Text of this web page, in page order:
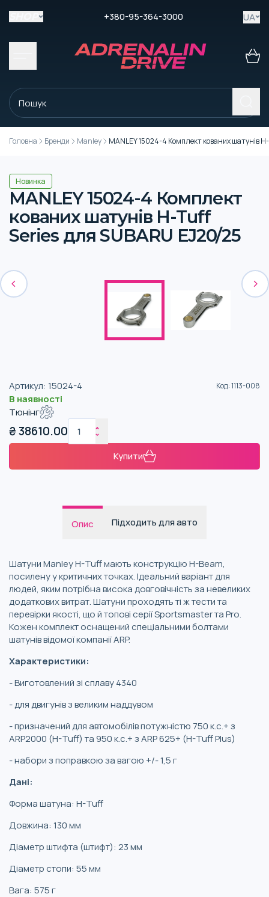
+380-95-364-3000 UA
Головна Бренди Manley MANLEY 15024-4 Комплект кованих шатунів
Новинка
MANLEY 15024-4 Комплект
кованих шатунів H-Tuff
Series для SUBARU EJ20/25
Артикул: 15024-4 Код:1113-008
В наявності
Тюнінг
₴38610.00
Купити
Опис Підходить для авто
Шатуни Manley H-Tuff мають конструкцію H-Beam,
посилену у критичних точках. Ідеальний варіант для
людей, яким потрібна висока довговічність за невеликих
додаткових витрат. Шатуни проходять ті ж тести та
перевірки якості, що й топові серії Sportsmaster та Pro.
Кожен комплект оснащений спеціальними болтами
шатунів відомої компанії ARP.
Характеристики:
- Виготовлений зі сплаву 4340
- для двигунів з великим наддувом
- призначений для автомобілів потужністю 750 к.с.+ з
ARP2000 (H-Tuff) та 950 к.с.+ з ARP 625+ (H-Tuff Plus)
- набори з поправкою за вагою +/- 1,5 г
Дані:
Форма шатуна: H-Tuff
Довжина: 130 мм
Діаметр штифта (штифт): 23 мм
Діаметр стопи: 55 мм
Вага: 575 г